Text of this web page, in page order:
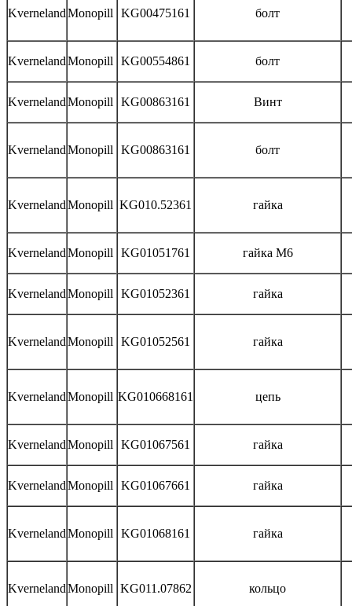
KvernelandMonopill KG00475161 болт
KvernelandMonopill KG00554861 болт
KvernelandMonopill KG00863161 Винт
KvernelandMonopill KG00863161 болт
KvernelandMonopill KG010.52361 гайка
KvernelandMonopill KG01051761 гайка М6
KvernelandMonopill KG01052361 гайка
KvernelandMonopill KG01052561 гайка
KvernelandMonopill KG010668161 цепь
KvernelandMonopill KG01067561 гайка
KvernelandMonopill KG01067661 гайка
KvernelandMonopill KG01068161 гайка
KvernelandMonopill KG011.07862 кольцо